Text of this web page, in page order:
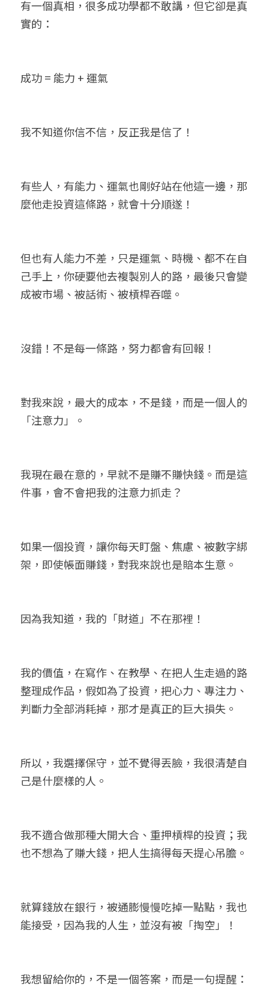
有一個真相，很多成功學都不敢講，但它卻是真
實的：
成功 = 能力 + 運氣
我不知道你信不信，反正我是信了！
有些人，有能力、運氣也剛好站在他這一邊，那
麼他走投資這條路，就會十分順遂！
但也有人能力不差，只是運氣、時機、都不在自
己手上，你硬要他去複製別人的路，最後只會變
成被市場、被話術、被槓桿吞噬。
沒錯！不是每一條路，努力都會有回報！
對我來說，最大的成本，不是錢，而是一個人的
「注意力」。
我現在最在意的，早就不是賺不賺快錢。而是這
件事，會不會把我的注意力抓走？
如果一個投資，讓你每天盯盤、焦慮、被數字綁
架，即使帳面賺錢，對我來說也是賠本生意。
因為我知道，我的「財道」不在那裡！
我的價值，在寫作、在教學、在把人生走過的路
整理成作品，假如為了投資，把心力、專注力、
判斷力全部消耗掉，那才是真正的巨大損失。
所以，我選擇保守，並不覺得丟臉，我很清楚自
己是什麼樣的人。
我不適合做那種大開大合、重押槓桿的投資；我
也不想為了賺大錢，把人生搞得每天提心吊膽。
就算錢放在銀行，被通膨慢慢吃掉一點點，我也
能接受，因為我的人生，並沒有被「掏空」！
我想留給你的，不是一個答案，而是一句提醒：